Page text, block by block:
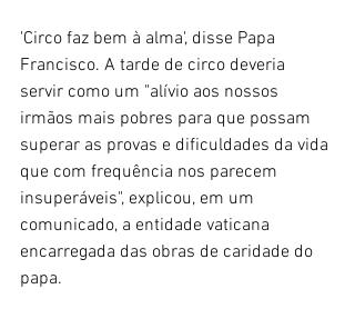
'Circo faz bem à alma', disse Papa
Francisco. A tarde de circo deveria
servir como um "alívio aos nossos
irmãos mais pobres para que possam
superar as provas e dificuldades da vida
que com frequência nos parecem
insuperáveis", explicou, em um
comunicado, a entidade vaticana
encarregada das obras de caridade do
papa.